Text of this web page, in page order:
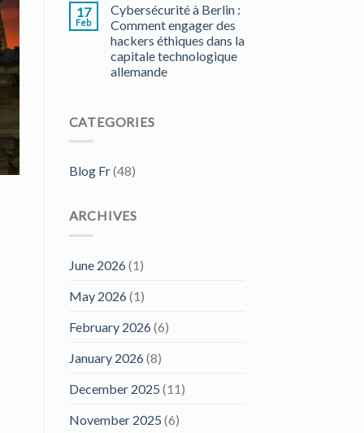
17
Feb
Cybersécurité à Berlin :
Comment engager des
hackers éthiques dans la
capitale technologique
allemande
CATEGORIES
Blog Fr(48)
ARCHIVES
June 2026(1)
May 2026(1)
February 2026(6)
January 2026(8)
December 2025 (11)
November 2025 (6)